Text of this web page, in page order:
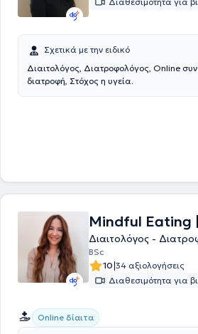
τις τρέχουσες εξελίξεις, ώστε να
της διατροφής.
Σχετικά με την ειδικό
Διαιτολόγος, Διατροφολόγος, Online
διατροφή, Στόχος η υγεία.
Mindful Eating
Διαιτολόγος -
BSc
10|34 αξιολογήσεις
Διαθεσιμότητα για
Online δίαιτα